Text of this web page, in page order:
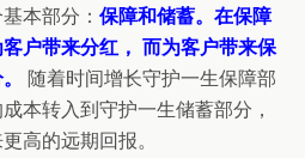
本部分： 保障和储蓄。在保障
户带来分红， 而为客户带来保
随着时间增长守护一生保障部
本转入到守护一生储蓄部分，
高的远期回报。